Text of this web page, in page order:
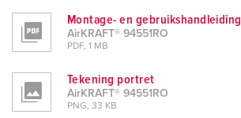
Montage- en gebruikshandleiding
AirKRAFT® 94551RO
PDF, 1 MB
Tekening portret
AirKRAFT® 94551RO
PNG, 33 KB